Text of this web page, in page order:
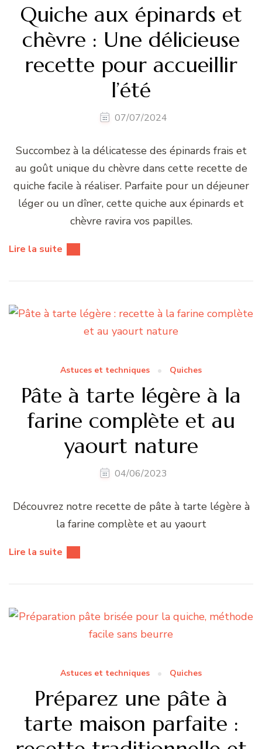
Quiche aux épinards et
chèvre : Une délicieuse
recette pour accueillir
l’été
07/07/2024
Succombez à la délicatesse des épinards frais et
au goût unique du chèvre dans cette recette de
quiche facile à réaliser. Parfaite pour un déjeuner
léger ou un dîner, cette quiche aux épinards et
chèvre ravira vos papilles.
Lire la suite
Astuces et techniques Quiches
Pâte à tarte légère à la
farine complète et au
yaourt nature
04/06/2023
Découvrez notre recette de pâte à tarte légère à
la farine complète et au yaourt
Lire la suite
Astuces et techniques Quiches
Préparez une pâte à
tarte maison parfaite :